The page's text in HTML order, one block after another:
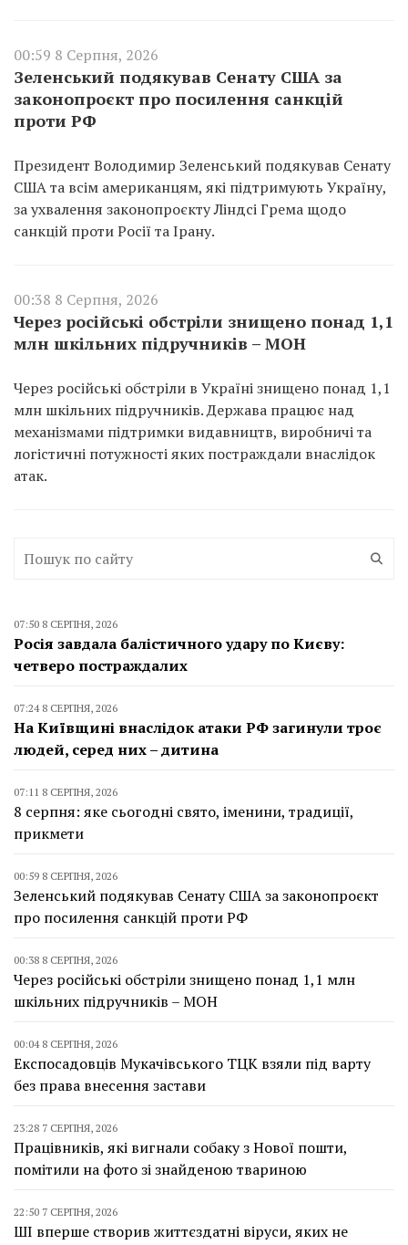
00:59 8 Серпня, 2026
Зеленський подякував Сенату США за
законопроєкт про посилення санкцій
проти РФ
Президент Володимир Зеленський подякував Сенату
США та всім американцям, які підтримують Україну,
за ухвалення законопроєкту Ліндсі Грема щодо
санкцій проти Росії та Ірану.
00:38 8 Серпня, 2026
Через російські обстріли знищено понад 1,1
млн шкільних підручників – МОН
Через російські обстріли в Україні знищено понад 1,1
млн шкільних підручників. Держава працює над
механізмами підтримки видавництв, виробничі та
логістичні потужності яких постраждали внаслідок
атак.
07:50 8 СЕРПНЯ, 2026
Росія завдала балістичного удару по Києву:
четверо постраждалих
07:24 8 СЕРПНЯ, 2026
На Київщині внаслідок атаки РФ загинули троє
людей, серед них – дитина
07:11 8 СЕРПНЯ, 2026
8 серпня: яке сьогодні свято, іменини, традиції,
прикмети
00:59 8 СЕРПНЯ, 2026
Зеленський подякував Сенату США за законопроєкт
про посилення санкцій проти РФ
00:38 8 СЕРПНЯ, 2026
Через російські обстріли знищено понад 1,1 млн
шкільних підручників – МОН
00:04 8 СЕРПНЯ, 2026
Експосадовців Мукачівського ТЦК взяли під варту
без права внесення застави
23:28 7 СЕРПНЯ, 2026
Працівників, які вигнали собаку з Нової пошти,
помітили на фото зі знайденою твариною
22:50 7 СЕРПНЯ, 2026
ШІ вперше створив життєздатні віруси, яких не